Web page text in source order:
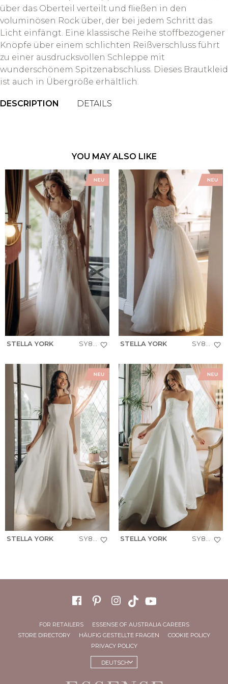
über das Oberteil verteilt und fließen in den
voluminösen Rock über, der bei jedem Schritt das
Licht einfängt. Eine klassische Reihe stoffbezogener
Knöpfe über einem schlichten Reißverschluss führt
zu einer ausdrucksvollen Schleppe mit
wunderschönem Spitzenabschluss. Dieses Brautkleid
ist auch in Übergröße erhältlich.
DESCRIPTION DETAILS
YOU MAY ALSO LIKE
STELLA YORK SY8293 STELLA YORK SY8301
STELLA YORK STELLA YORK
FOR RETAILERS
ESSENSE OF AUSTRALIA CAREERS
STORE DIRECTORY
HÄUFIG GESTELLTE FRAGEN
COOKIE POLICY
PRIVACY POLICY
DEUTSCH